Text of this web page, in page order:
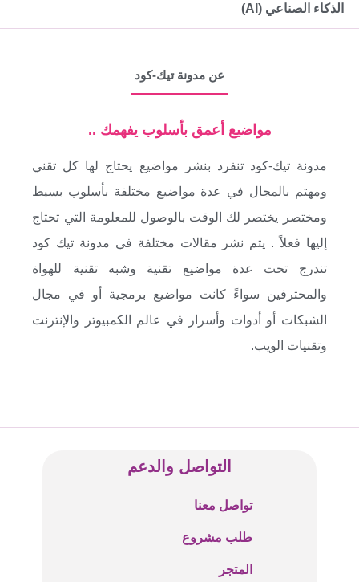
الذكاء الصناعي (AI)
عن مدونة تيك-كود
مواضيع أعمق بأسلوب يفهمك ..
مدونة تيك-كود تنفرد بنشر مواضيع يحتاج لها كل تقني
ومهتم بالمجال في عدة مواضيع مختلفة بأسلوب بسيط
ومختصر يختصر لك الوقت بالوصول للمعلومة التي تحتاج
إليها فعلاً . يتم نشر مقالات مختلفة في مدونة تيك كود
تندرج تحت عدة مواضيع تقنية وشبه تقنية للهواة
والمحترفين سواءً كانت مواضيع برمجية أو في مجال
الشبكات أو أدوات وأسرار في عالم الكمبيوتر والإنترنت
وتقنيات الويب.
التواصل والدعم
تواصل معنا
طلب مشروع
المتجر